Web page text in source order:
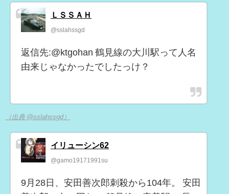
ＬＳＳＡＨ
@sslahssgd
返信先:@ktgohan 鶴見線の大川駅って人名
由来じゃなかったでしたっけ？
（出典 @sslahssgd）
イリューシン62
@gamo19171991su
9月28日、安田善次郎刺殺から104年。 安田